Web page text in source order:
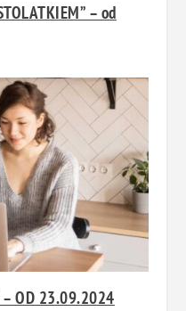
– od
– OD 23.09.2024